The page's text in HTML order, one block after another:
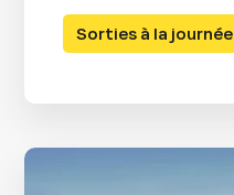
Sorties à la journée